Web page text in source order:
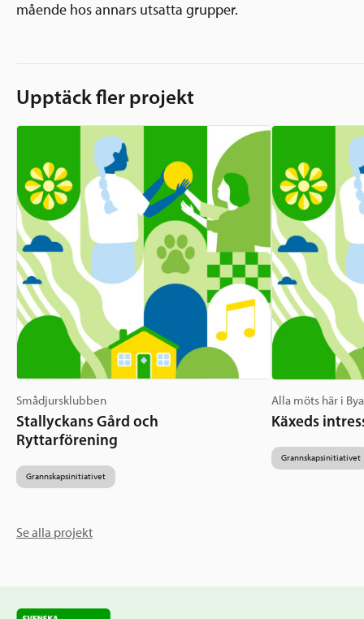
mående hos annars utsatta grupper.
Upptäck fler projekt
Smådjursklubben
Stallyckans Gård och
Ryttarförening
Grannskapsinitiativet
Alla möts här i
Käxeds
Grannskapsinitiativet
Se alla projekt